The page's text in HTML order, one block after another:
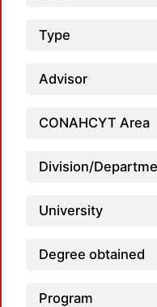
Type
Advisor
CONAHCYT Area
Division/
University
Degree obtained
Program